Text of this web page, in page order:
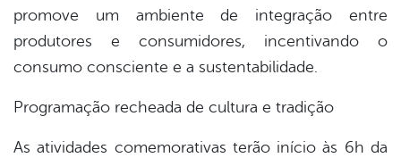
promove um ambiente de integração entre
produtores e consumidores, incentivando o
consumo consciente e a sustentabilidade.
Programação recheada de cultura e tradição
As atividades comemorativas terão início às 6h da